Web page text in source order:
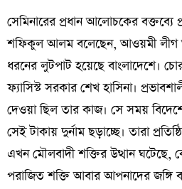
সেমিনারের প্রধান আলোচকের বক্তব্যে
শফিকুল আলম বলেছেন, আওয়মী লীগ
ধরনের লুটপাট হয়েছে বাংলাদেশে।
ফ্যাসিস্ট সরকার শেখ হাসিনা।
দেওয়া ছিল তার কাজ। সে সময়
সেই টাকায় দুর্নাম ছড়াচ্ছে। তারা
এখন মৌলবাদী শক্তির উত্থান ঘটেছে,
পরাজিত শক্তি আবার আপনাদের জঙ্গি